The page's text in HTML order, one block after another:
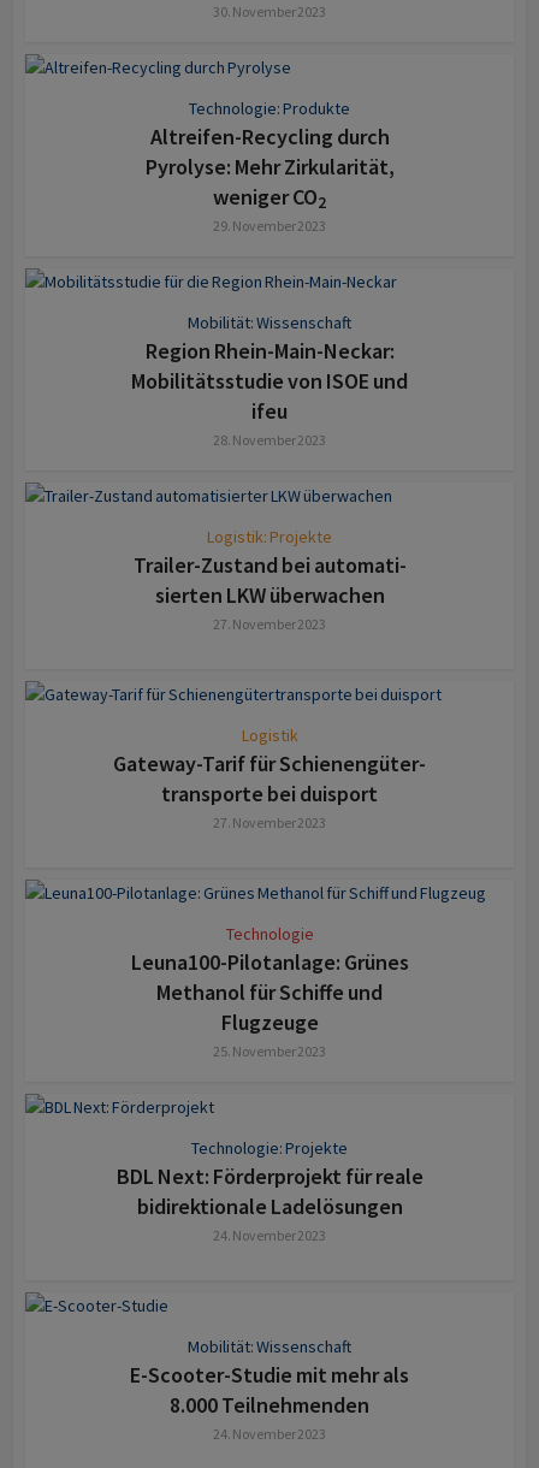
30. November 2023
Technologie: Produkte
Altreifen-Recycling durch
Pyrolyse: Mehr Zirkularität,
weniger CO2
29. November 2023
Mobilität: Wissenschaft
Region Rhein-Main-Neckar:
Mobili­täts­studie von ISOE und
ifeu
28. November 2023
Logistik: Projekte
Trailer-Zustand bei auto­mati­
sierten LKW überwachen
27. November 2023
Logistik
Gateway-Tarif für Schienen­güter­
transporte bei duisport
27. November 2023
Technologie
Leuna100-Pilotanlage: Grünes
Methanol für Schiffe und
Flugzeuge
25. November 2023
Technologie: Projekte
BDL Next: Förderprojekt für reale
bi­direk­tio­nale Ladelösungen
24. November 2023
Mobilität: Wissenschaft
E-Scooter-Studie mit mehr als
8.000 Teilnehmenden
24. November 2023